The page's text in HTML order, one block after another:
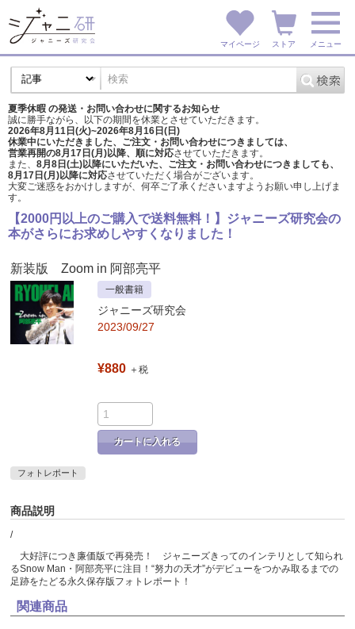
マイページ ストア メニュー
夏季休暇 の発送・お問い合わせに関するお知らせ
誠に勝手ながら、以下の期間を休業とさせていただきます。
2026年8月11日(火)~2026年8月16日(日)
休業中にいただきました、ご注文・お問い合わせにつきましては、
営業再開の8月17日(月)以降、順に対応させていただきます。
また、 8月8日(土)以降にいただいた、ご注文・ お問い合わせにつきましても、
8月17日(月)以降に対応させていただく場合がございます。
大変ご迷惑をおかけしますが、 何卒ご了承くださいますようお願い申し上げま
す。
【2000円以上のご購入で送料無料！】ジャニーズ研究会の
本がさらにお求めしやすくなりました！
新装版 Zoom in 阿部亮平
一般書籍
ジャニーズ研究会
2023/09/27
¥880 ＋税
カートに入れる
フォトレポート
商品説明
/
大好評につき廉価版で再発売！ ジャニーズきってのインテリとして知られ
るSnow Man・阿部亮平に注目！“努力の天才”がデビューをつかみ取るまでの
足跡をたどる永久保存版フォトレポート！
関連商品